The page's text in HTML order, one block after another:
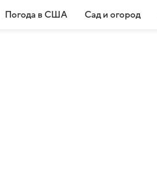
Погода в США Сад и огород